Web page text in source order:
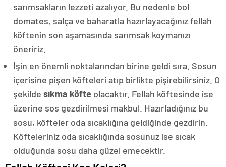
sarımsakların lezzeti azalıyor. Bu nedenle bol
domates, salça ve baharatla hazırlayacağınız fellah
köftenin son aşamasında sarımsak koymanızı
öneririz.
İşin en önemli noktalarından birine geldi sıra. Sosun
içerisine pişen köfteleri atıp birlikte pişirebilirsiniz. O
şekilde sıkma köfte olacaktır. Fellah köftesinde ise
üzerine sos gezdirilmesi makbul. Hazırladığınız bu
sosu, köfteler oda sıcaklığına geldiğinde gezdirin.
Köfteleriniz oda sıcaklığında sosunuz ise sıcak
olduğunda sosu daha güzel emecektir.